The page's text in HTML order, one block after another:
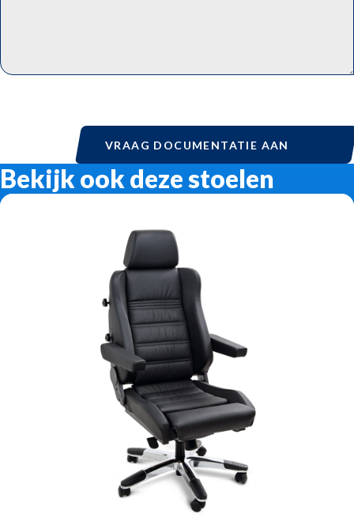
VRAAG DOCUMENTATIE AAN
Bekijk ook deze stoelen